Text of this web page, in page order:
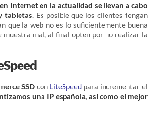
Internet en la actualidad se llevan a cabo
tabletas . Es posible que los clientes tengan
que la web no es lo suficientemente buena
muestra mal, al final opten por no realizar la
SSDcon LiteSpeed para incrementar el
una IP española, así como el mejor